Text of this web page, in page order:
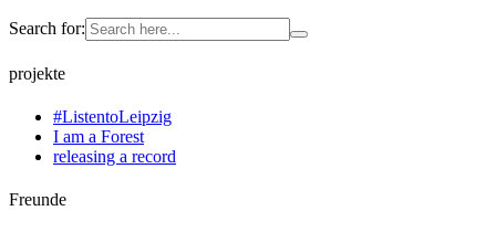
Search for:
projekte
#ListentoLeipzig
I am a Forest
releasing a record
Freunde